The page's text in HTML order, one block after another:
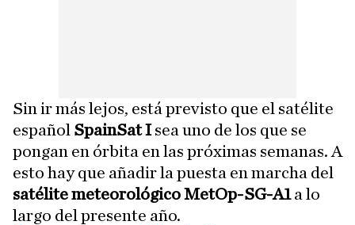
Sin ir más lejos, está previsto que el satélite
español SpainSat Isea uno de los que se
pongan en órbita en las próximas semanas. A
esto hay que añadir la puesta en marcha del
satélite meteorológico MetOp-SG-A1a lo
largo del presente año.